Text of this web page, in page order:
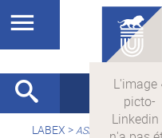
LABEX >ASLAN